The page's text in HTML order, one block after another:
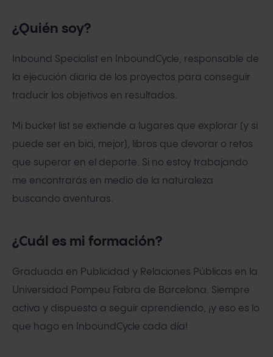
¿Quién soy?
Inbound Specialist en InboundCycle, responsable de
la ejecución diaria de los proyectos para conseguir
traducir los objetivos en resultados.
Mi bucket list se extiende a lugares que explorar (y si
puede ser en bici, mejor), libros que devorar o retos
que superar en el deporte. Si no estoy trabajando
me encontrarás en medio de la naturaleza
buscando aventuras.
¿Cuál es mi formación?
Graduada en Publicidad y Relaciones Públicas en la
Universidad Pompeu Fabra de Barcelona. Siempre
activa y dispuesta a seguir aprendiendo, ¡y eso es lo
que hago en InboundCycle cada día!